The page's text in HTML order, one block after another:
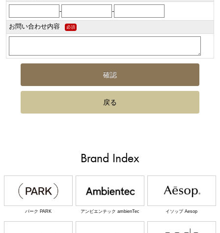
- -
お問い合わせ内容 必須
Brand Index
パーク PARK アンビエンテック ambienTec イソップ Aesop